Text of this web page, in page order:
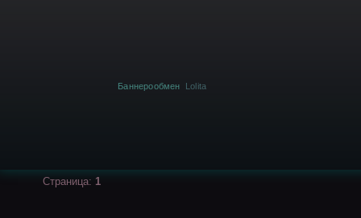
Баннерообмен Lolita
Страница: 1